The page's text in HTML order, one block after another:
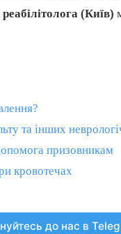
реабілітолога (Київ)
та інших
призовникам
кровотечах
до нас в